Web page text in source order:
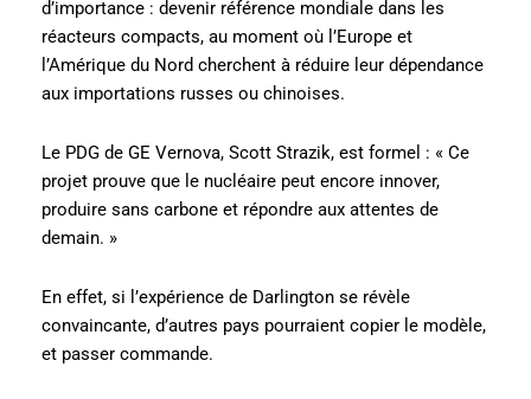
d’importance : devenir référence mondiale dans les
réacteurs compacts, au moment où l’Europe et
l’Amérique du Nord cherchent à réduire leur dépendance
aux importations russes ou chinoises.
Le PDG de GE Vernova, Scott Strazik, est formel : « Ce
projet prouve que le nucléaire peut encore innover,
produire sans carbone et répondre aux attentes de
demain. »
En effet, si l’expérience de Darlington se révèle
convaincante, d’autres pays pourraient copier le modèle,
et passer commande.